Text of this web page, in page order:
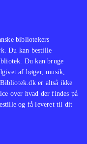
bibliotekers
Du kan bestille
Du kan bruge
af bøger, musik,
er altså ikke
over hvad der findes på
og få leveret til dit